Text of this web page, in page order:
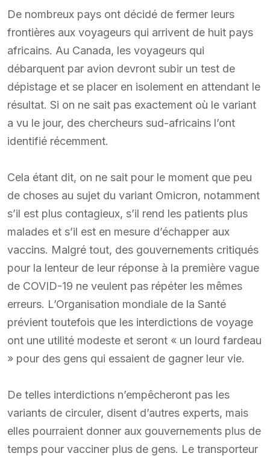
De nombreux pays ont décidé de fermer leurs
frontières aux voyageurs qui arrivent de huit pays
africains. Au Canada, les voyageurs qui
débarquent par avion devront subir un test de
dépistage et se placer en isolement en attendant le
résultat. Si on ne sait pas exactement où le variant
a vu le jour, des chercheurs sud-africains l’ont
identifié récemment.
Cela étant dit, on ne sait pour le moment que peu
de choses au sujet du variant Omicron, notamment
s’il est plus contagieux, s’il rend les patients plus
malades et s’il est en mesure d’échapper aux
vaccins. Malgré tout, des gouvernements critiqués
pour la lenteur de leur réponse à la première vague
de COVID-19 ne veulent pas répéter les mêmes
erreurs. L’Organisation mondiale de la Santé
prévient toutefois que les interdictions de voyage
ont une utilité modeste et seront « un lourd fardeau
» pour des gens qui essaient de gagner leur vie.
De telles interdictions n’empêcheront pas les
variants de circuler, disent d’autres experts, mais
elles pourraient donner aux gouvernements plus de
temps pour vacciner plus de gens. Le transporteur